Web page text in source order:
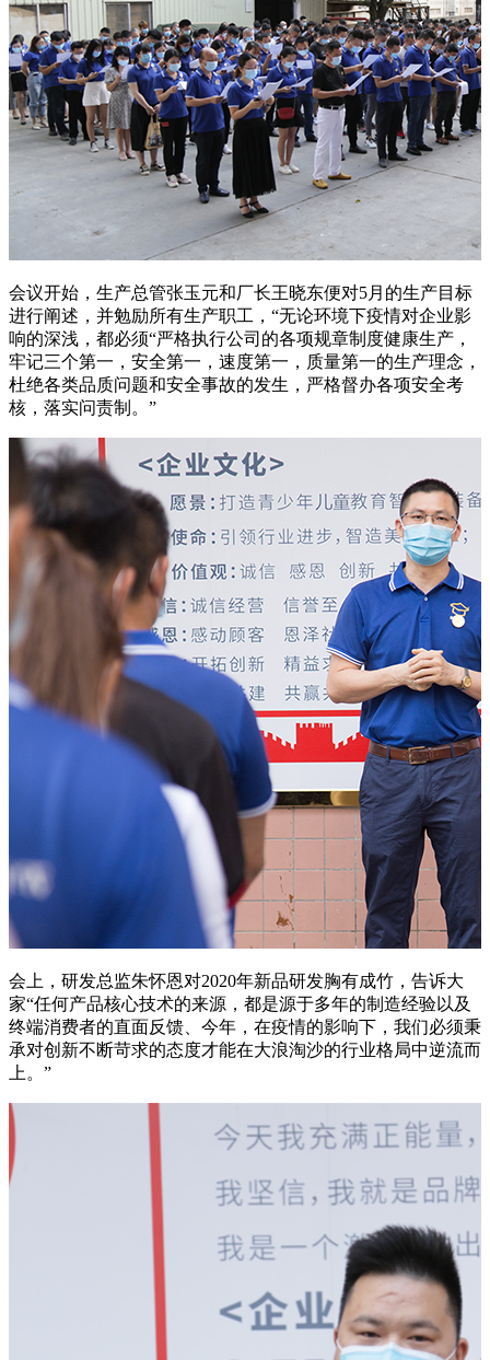
会议开始，生产总管张玉元和厂长王晓东便对5月的生产目标
进行阐述，并勉励所有生产职工，“无论环境下疫情对企业影
响的深浅，都必须“严格执行公司的各项规章制度健康生产，
牢记三个第一，安全第一，速度第一，质量第一的生产理念，
杜绝各类品质问题和安全事故的发生，严格督办各项安全考
核，落实问责制。”
会上，研发总监朱怀恩对2020年新品研发胸有成竹，告诉大
家“任何产品核心技术的来源，都是源于多年的制造经验以及
终端消费者的直面反馈、今年，在疫情的影响下，我们必须秉
承对创新不断苛求的态度才能在大浪淘沙的行业格局中逆流而
上。”